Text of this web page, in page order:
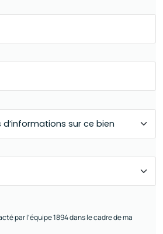
par l’équipe 1894 dans le cadre de ma